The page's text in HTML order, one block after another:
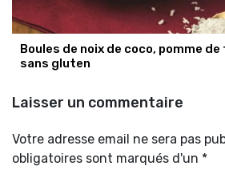
Boules de noix de coco, pomme
sans gluten
Laisser un commentaire
Votre adresse email ne sera pas
obligatoires sont marqués d'un *